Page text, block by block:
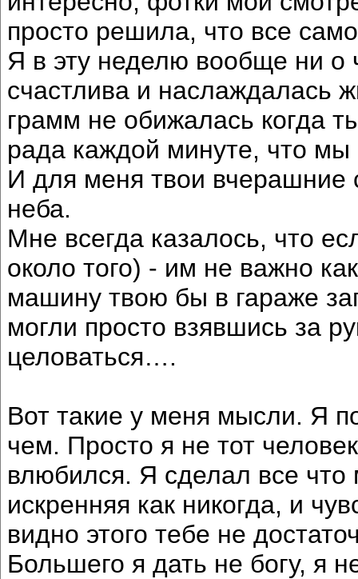
просто решила, что все
Я в эту неделю вообще ни
счастлива и наслаждалась
грамм не обижалась когда
рада каждой минуте, что
И для меня твои вчерашние
неба.
Мне всегда казалось, что
около того) - им не важно
машину твою бы в гараже
могли просто взявшись за
целоваться….
Вот такие у меня мысли. Я
чем. Просто я не тот
влюбился. Я сделал все
искренняя как никогда, и
видно этого тебе не
Большего я дать не богу, я